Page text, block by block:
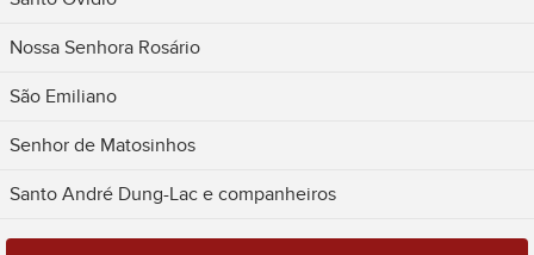
Nossa Senhora Rosário
São Emiliano
Senhor de Matosinhos
Santo André Dung-Lac e companheiros